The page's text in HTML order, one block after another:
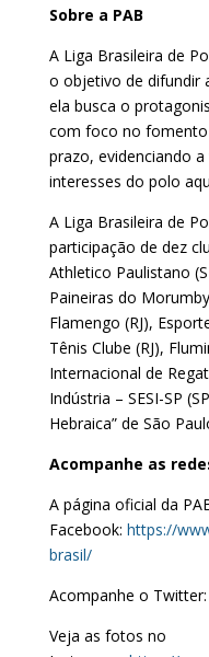
Sobre a PAB
A Liga Brasileira de
o objetivo de difundir
ela busca o
com foco no
prazo, evidenciando
interesses do polo
A Liga Brasileira de
participação de dez
Athletico Paulistano
Paineiras do
Flamengo (RJ),
Tênis Clube (RJ),
Internacional de
Indústria – SESI-SP
Hebraica” de São
Acompanhe as
A página oficial da
Facebook: https://
brasil/
Acompanhe o Twitter:
Veja as fotos no